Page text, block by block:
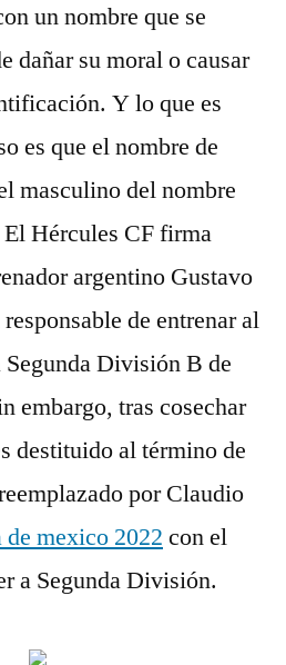
un nombre que se
dañar su moral o causar
Y lo que es
es que el nombre de
masculino del nombre
Hércules CF firma
argentino Gustavo
de entrenar al
División B de
embargo, tras cosechar
destituido al término de
por Claudio
de mexico 2022 con el
a Segunda División.